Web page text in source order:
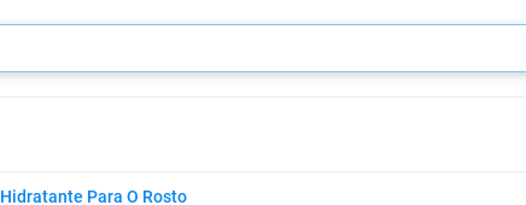
Hidratante Para O Rosto